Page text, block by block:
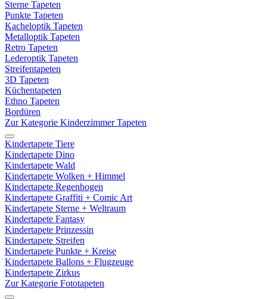
Sterne Tapeten
Punkte Tapeten
Kacheloptik Tapeten
Metalloptik Tapeten
Retro Tapeten
Lederoptik Tapeten
Streifentapeten
3D Tapeten
Küchentapeten
Ethno Tapeten
Bordüren
Zur Kategorie Kinderzimmer Tapeten
Kindertapete Tiere
Kindertapete Dino
Kindertapete Wald
Kindertapete Wolken + Himmel
Kindertapete Regenbogen
Kindertapete Graffiti + Comic Art
Kindertapete Sterne + Weltraum
Kindertapete Fantasy
Kindertapete Prinzessin
Kindertapete Streifen
Kindertapete Punkte + Kreise
Kindertapete Ballons + Flugzeuge
Kindertapete Zirkus
Zur Kategorie Fototapeten